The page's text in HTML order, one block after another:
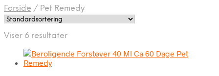
Forside / Pet Remedy
Viser 6 resultater